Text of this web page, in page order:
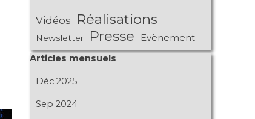
Vidéos Réalisations
Newsletter Presse Evènement
Sauter le bloc Articles mensuels
Articles mensuels
Déc 2025
Sep 2024